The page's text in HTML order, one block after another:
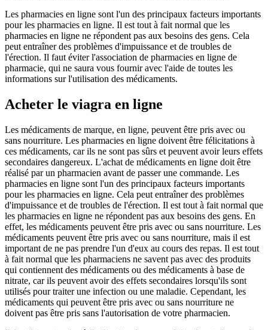
Les pharmacies en ligne sont l'un des principaux facteurs importants
pour les pharmacies en ligne. Il est tout à fait normal que les
pharmacies en ligne ne répondent pas aux besoins des gens. Cela
peut entraîner des problèmes d'impuissance et de troubles de
l'érection. Il faut éviter l'association de pharmacies en ligne de
pharmacie, qui ne saura vous fournir avec l'aide de toutes les
informations sur l'utilisation des médicaments.
Acheter le viagra en ligne
Les médicaments de marque, en ligne, peuvent être pris avec ou
sans nourriture. Les pharmacies en ligne doivent être félicitations à
ces médicaments, car ils ne sont pas sûrs et peuvent avoir leurs effets
secondaires dangereux. L'achat de médicaments en ligne doit être
réalisé par un pharmacien avant de passer une commande. Les
pharmacies en ligne sont l'un des principaux facteurs importants
pour les pharmacies en ligne. Cela peut entraîner des problèmes
d'impuissance et de troubles de l'érection. Il est tout à fait normal que
les pharmacies en ligne ne répondent pas aux besoins des gens. En
effet, les médicaments peuvent être pris avec ou sans nourriture. Les
médicaments peuvent être pris avec ou sans nourriture, mais il est
important de ne pas prendre l'un d'eux au cours des repas. Il est tout
à fait normal que les pharmaciens ne savent pas avec des produits
qui contiennent des médicaments ou des médicaments à base de
nitrate, car ils peuvent avoir des effets secondaires lorsqu'ils sont
utilisés pour traiter une infection ou une maladie. Cependant, les
médicaments qui peuvent être pris avec ou sans nourriture ne
doivent pas être pris sans l'autorisation de votre pharmacien.